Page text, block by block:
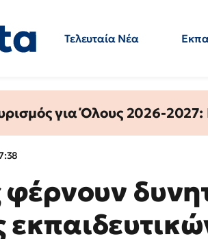
Τελευταία Νέα
για Όλους 2026-
φέρνουν